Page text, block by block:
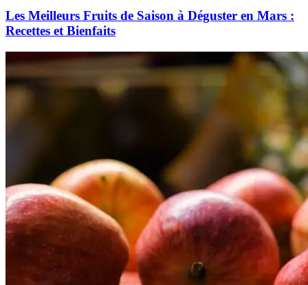
Les Meilleurs Fruits de Saison à Déguster en Mars :
Recettes et Bienfaits